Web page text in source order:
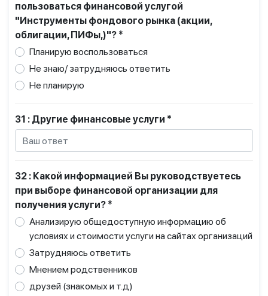
пользоваться финансовой услугой
"Инструменты фондового рынка (акции,
облигации, ПИФы,)"? *
Планирую воспользоваться
Не знаю/ затрудняюсь ответить
Не планирую
31 : Другие финансовые услуги *
32 : Какой информацией Вы руководствуетесь
при выборе финансовой организации для
получения услуги? *
Анализирую общедоступную информацию об
условиях и стоимости услуги на сайтах организаций
Затрудняюсь ответить
Мнением родственников
друзей (знакомых и т.д)